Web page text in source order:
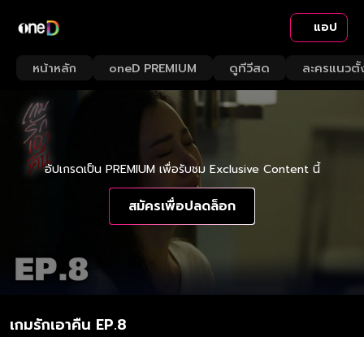
แอป
หน้าหลัก oneD PREMIUM ดูทีวีสด ละครแนวตั้
อัปเกรดเป็น PREMIUM เพื่อรับชม Exclusive Content นี้
สมัครเพื่อปลดล็อก
เกมรักเอาคืน EP.8